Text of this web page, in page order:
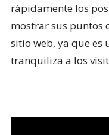
rápidamente los
mostrar sus puntos
sitio web, ya que es
tranquiliza a los